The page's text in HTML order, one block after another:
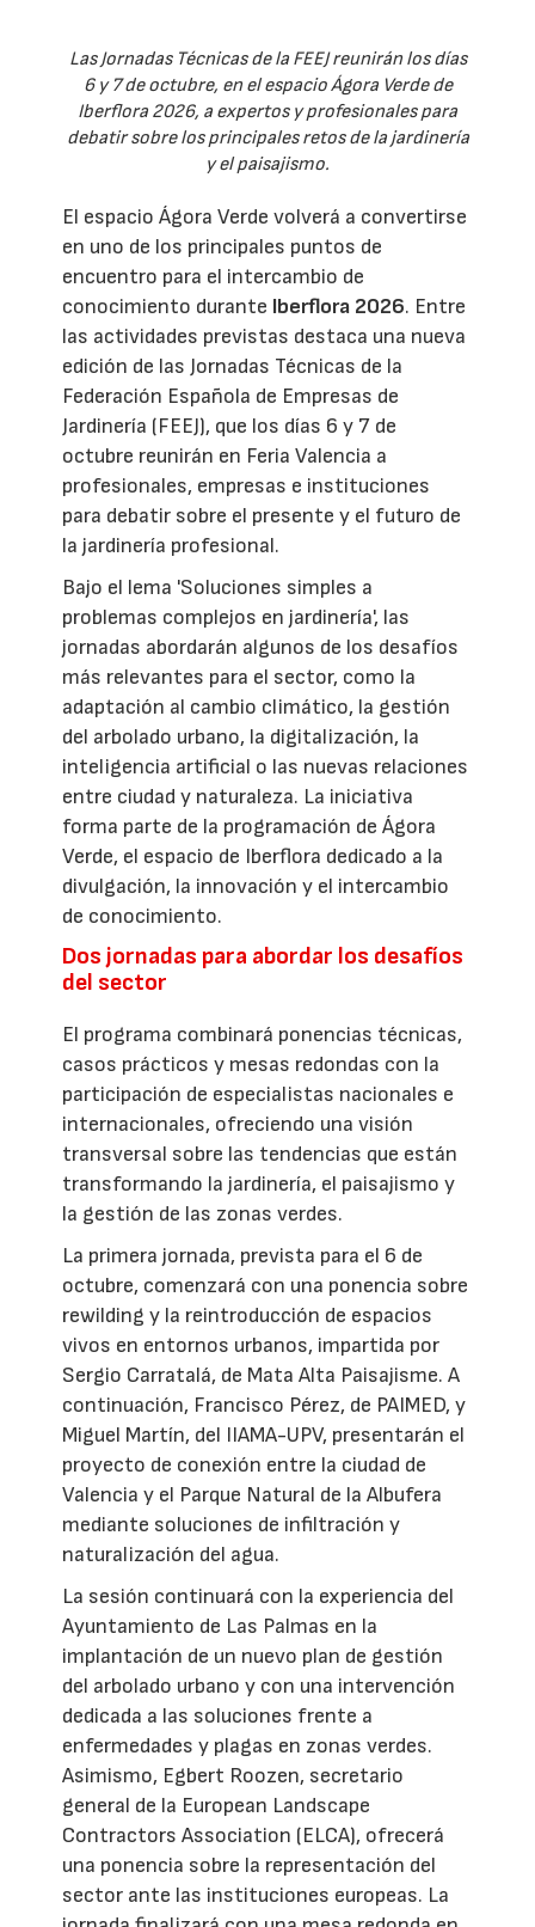
Las Jornadas Técnicas de la FEEJ reunirán los días
6 y 7 de octubre, en el espacio Ágora Verde de
Iberflora 2026, a expertos y profesionales para
debatir sobre los principales retos de la jardinería
y el paisajismo.
El espacio Ágora Verde volverá a convertirse
en uno de los principales puntos de
encuentro para el intercambio de
conocimiento durante Iberflora 2026. Entre
las actividades previstas destaca una nueva
edición de las Jornadas Técnicas de la
Federación Española de Empresas de
Jardinería (FEEJ), que los días 6 y 7 de
octubre reunirán en Feria Valencia a
profesionales, empresas e instituciones
para debatir sobre el presente y el futuro de
la jardinería profesional.
Bajo el lema 'Soluciones simples a
problemas complejos en jardinería', las
jornadas abordarán algunos de los desafíos
más relevantes para el sector, como la
adaptación al cambio climático, la gestión
del arbolado urbano, la digitalización, la
inteligencia artificial o las nuevas relaciones
entre ciudad y naturaleza. La iniciativa
forma parte de la programación de Ágora
Verde, el espacio de Iberflora dedicado a la
divulgación, la innovación y el intercambio
de conocimiento.
Dos jornadas para abordar los desafíos
del sector
El programa combinará ponencias técnicas,
casos prácticos y mesas redondas con la
participación de especialistas nacionales e
internacionales, ofreciendo una visión
transversal sobre las tendencias que están
transformando la jardinería, el paisajismo y
la gestión de las zonas verdes.
La primera jornada, prevista para el 6 de
octubre, comenzará con una ponencia sobre
rewilding y la reintroducción de espacios
vivos en entornos urbanos, impartida por
Sergio Carratalá, de Mata Alta Paisajisme. A
continuación, Francisco Pérez, de PAIMED, y
Miguel Martín, del IIAMA-UPV, presentarán el
proyecto de conexión entre la ciudad de
Valencia y el Parque Natural de la Albufera
mediante soluciones de infiltración y
naturalización del agua.
La sesión continuará con la experiencia del
Ayuntamiento de Las Palmas en la
implantación de un nuevo plan de gestión
del arbolado urbano y con una intervención
dedicada a las soluciones frente a
enfermedades y plagas en zonas verdes.
Asimismo, Egbert Roozen, secretario
general de la European Landscape
Contractors Association (ELCA), ofrecerá
una ponencia sobre la representación del
sector ante las instituciones europeas. La